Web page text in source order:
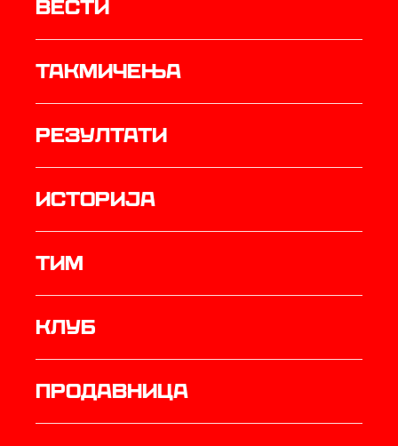
Вести
Такмичења
резултати
историја
ТИМ
Клуб
продавница